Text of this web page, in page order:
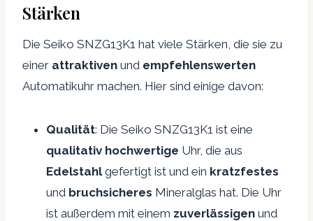
Stärken
Die Seiko SNZG13K1 hat viele Stärken, die sie zu
einer attraktiven und empfehlenswerten
Automatikuhr machen. Hier sind einige davon:
Qualität: Die Seiko SNZG13K1 ist eine
qualitativ hochwertige Uhr, die aus
Edelstahlgefertigt ist und ein kratzfestes
und bruchsicheres Mineralglas hat. Die Uhr
ist außerdem mit einem zuverlässigen und